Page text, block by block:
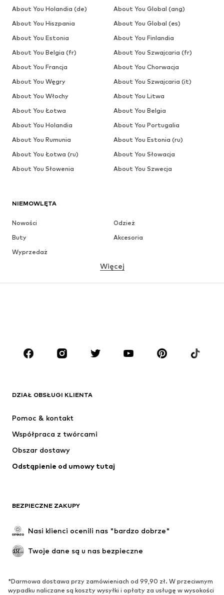
NIEMOWLĘTA
Nowości
Odzież
Buty
Akcesoria
Wyprzedaż
MARKI
Next
Jordan
Więcej
DZIAŁ OBSŁUGI KLIENTA
Pomoc & kontakt
Współpraca z twórcami
Obszar dostawy
Odstąpienie od umowy tutaj
BEZPIECZNE ZAKUPY
Nasi klienci ocenili nas "bardzo dobrze"
Twoje dane są u nas bezpieczne
*Darmowa dostawa przy zamówieniach od 99,90 zł. W przeciwnym
wypadku naliczane są koszty wysyłki i opłaty za usługę w wysokości
About You Holandia (de)
About You Global (ang)
About You Hiszpania
About You Global (es)
About You Estonia
About You Finlandia
About You Belgia (fr)
About You Szwajcaria (fr)
About You Francja
About You Chorwacja
About You Węgry
About You Szwajcaria (it)
About You Włochy
About You Litwa
About You Łotwa
About You Belgia
About You Holandia
About You Portugalia
About You Rumunia
About You Estonia (ru)
About You Łotwa (ru)
About You Słowacja
About You Słowenia
About You Szwecja